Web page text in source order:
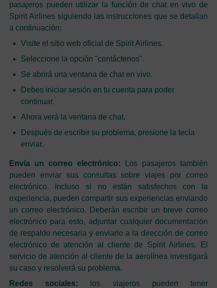
pasajeros pueden utilizar la función de chat en vivo de
Spirit Airlines siguiendo las instrucciones que se detallan
a continuación:
Visite el sitio web oficial de Spirit Airlines.
Seleccione la opción "contáctenos".
Se abrirá una ventana de chat en vivo.
Debes iniciar sesión en tu cuenta para poder
continuar.
Ahora verá la ventana de chat.
Después de escribir su problema, presione la tecla
enviar.
Envía un correo electrónico: Los pasajeros también
pueden enviar sus consultas sobre viajes por correo
electrónico. Incluso si no están satisfechos con la
experiencia, pueden compartir sus experiencias enviando
un correo electrónico. Deberán escribir un breve correo
electrónico para esto, adjuntar cualquier documentación
de respaldo necesaria y enviarlo a la dirección de correo
electrónico de atención al cliente de Spirit Airlines. El
servicio de atención al cliente de la aerolínea investigará
su caso y resolverá su problema.
Redes sociales: los viajeros pueden tener